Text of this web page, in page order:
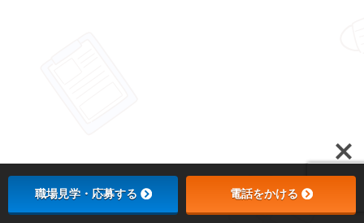
職場見学・応募する 電話をかける